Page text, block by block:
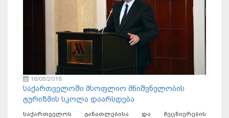
18/05/2018
საქართველოში მსოფლიო მნიშვნელობის
ტურიზმის სკოლა დაარსდება
საქართველოს განათლებისა და მეცნიერების